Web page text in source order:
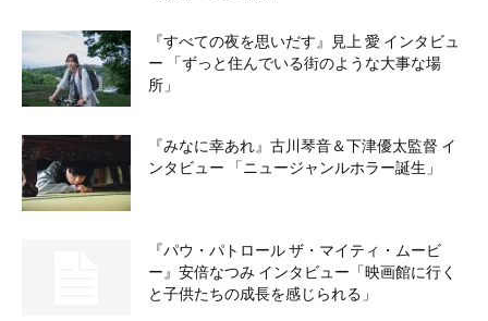
『すべての夜を思いだす』見上 愛 インタビュ
ー 「ずっと住んでいる街のような大事な場
所」
『みなに幸あれ』古川琴音＆下津優太監督 イ
ンタビュー 「ニュージャンルホラー誕生」
『パウ・パトロール ザ・マイティ・ムービ
ー』安倍なつみ インタビュー「映画館に行く
と子供たちの成長を感じられる」